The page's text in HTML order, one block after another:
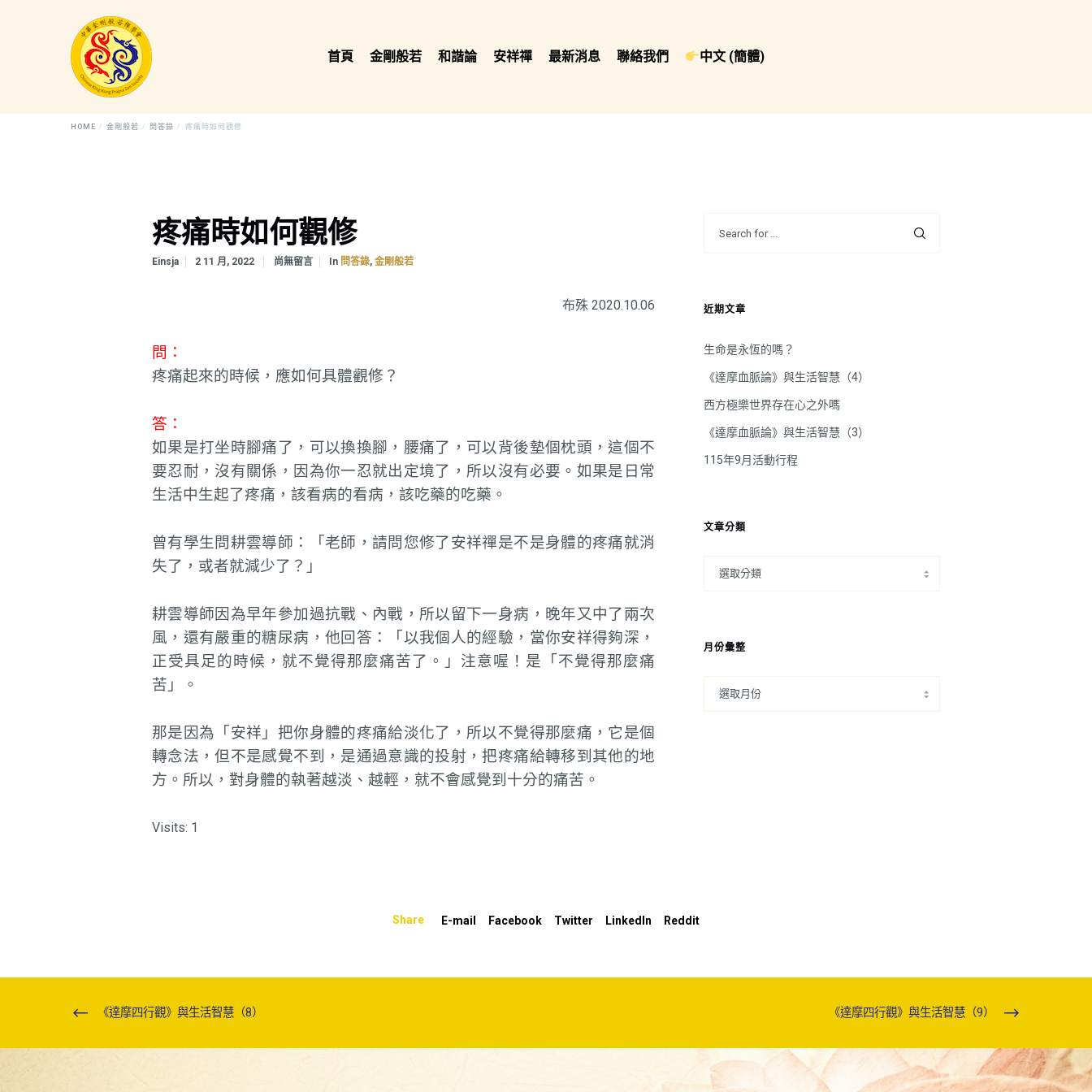
首頁 金剛般若 和諧論 安祥禪 最新消息 聯絡我們 中文 (簡體)
HOME 金剛般若 問答錄 疼痛時如何觀修
疼痛時如何觀修
Einsja 2 11 月, 2022 尚無留言 In 問答錄,金剛般若
布殊 2020.10.06
問：
疼痛起來的時候，應如何具體觀修？
答：
如果是打坐時腳痛了，可以換換腳，腰痛了，可以背後墊個枕頭，這個不
要忍耐，沒有關係，因為你一忍就出定境了，所以沒有必要。如果是日常
生活中生起了疼痛，該看病的看病，該吃藥的吃藥。
曾有學生問耕雲導師：「老師，請問您修了安祥禪是不是身體的疼痛就消
失了，或者就減少了？」
耕雲導師因為早年參加過抗戰、內戰，所以留下一身病，晚年又中了兩次
風，還有嚴重的糖尿病，他回答：「以我個人的經驗，當你安祥得夠深，
正受具足的時候，就不覺得那麼痛苦了。」注意喔！是「不覺得那麼痛
苦」。
那是因為「安祥」把你身體的疼痛給淡化了，所以不覺得那麼痛，它是個
轉念法，但不是感覺不到，是通過意識的投射，把疼痛給轉移到其他的地
方。所以，對身體的執著越淡、越輕，就不會感覺到十分的痛苦。
Visits: 1
近期文章
生命是永恆的嗎？
《達摩血脈論》與生活智慧（4）
西方極樂世界存在心之外嗎
《達摩血脈論》與生活智慧（3）
115年9月活動行程
文章分類
月份彙整
Share E-mail Facebook Twitter LinkedIn Reddit
《達摩四行觀》與生活智慧（8） 《達摩四行觀》與生活智慧（9）